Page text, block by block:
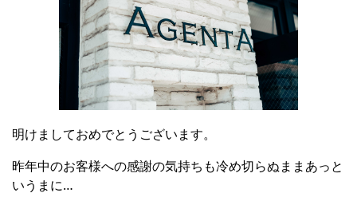
明けましておめでとうございます。
昨年中のお客様への感謝の気持ちも冷め切らぬままあっと
いうまに…